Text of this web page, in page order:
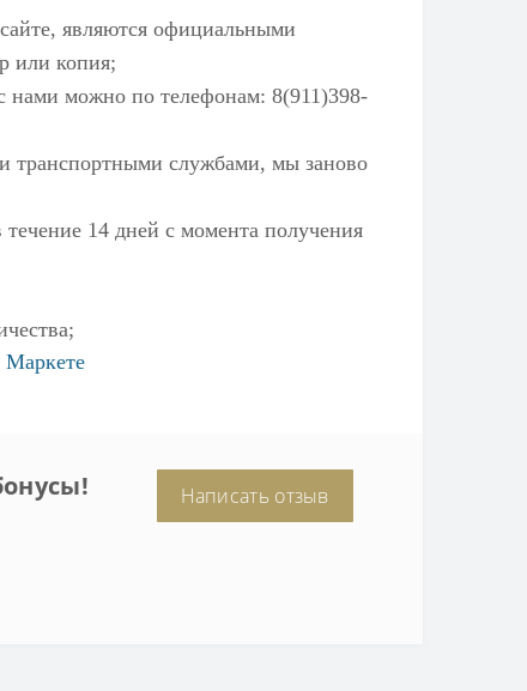
являются официальными
или копия;
нами можно по телефонам: 8(911)398-
транспортными службами, мы заново
14 дней с момента получения
Маркете
Написать отзыв